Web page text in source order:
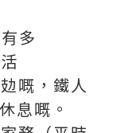
多
嘅，鐵人
息嘅。